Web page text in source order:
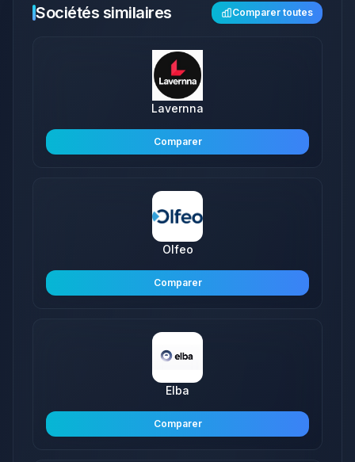
Sociétés similaires Comparer toutes
Lavernna
Comparer
Olfeo
Comparer
Elba
Comparer